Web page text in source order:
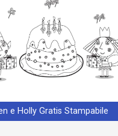
e Holly Gratis Stampabile